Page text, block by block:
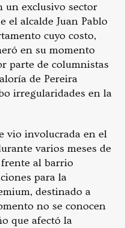
un exclusivo sector
el alcalde Juan Pablo
cuyo costo,
en su momento
parte de columnistas
de Pereira
irregularidades en la
vio involucrada en el
varios meses de
al barrio
para la
destinado a
no se conocen
que afectó la